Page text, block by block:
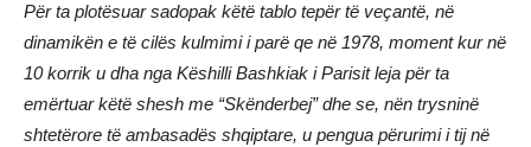
Për ta plotësuar sadopak këtë tablo tepër të veçantë, në
dinamikën e të cilës kulmimi i parë qe në 1978, moment kur në
10 korrik u dha nga Këshilli Bashkiak i Parisit leja për ta
emërtuar këtë shesh me “Skënderbej” dhe se, nën trysninë
shtetërore të ambasadës shqiptare, u pengua përurimi i tij në